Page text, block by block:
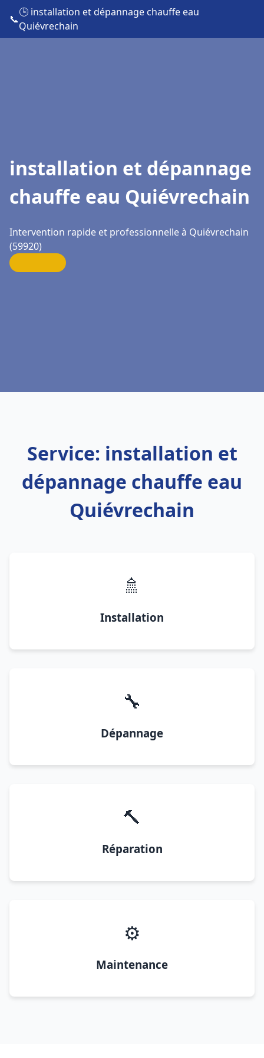
📞
🕒 installation et dépannage chauffe eau
Quiévrechain
installation et dépannage
chauffe eau Quiévrechain
Intervention rapide et professionnelle à Quiévrechain
(59920)
Service: installation et
dépannage chauffe eau
Quiévrechain
🚿
Installation
🔧
Dépannage
🔨
Réparation
⚙️
Maintenance